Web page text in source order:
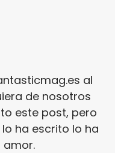
al
de nosotros
este post, pero
ha escrito lo ha
amor.